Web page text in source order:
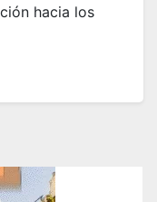
hacia los